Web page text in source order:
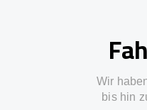
Wir
bis hin